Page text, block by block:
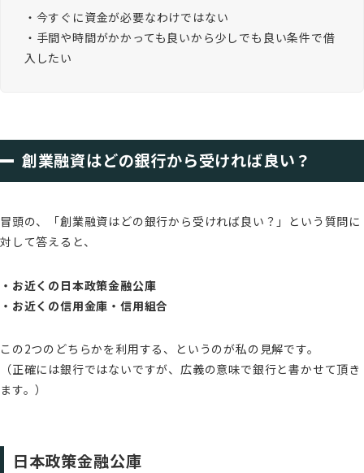
・今すぐに資金が必要なわけではない
・手間や時間がかかっても良いから少しでも良い条件で借
入したい
創業融資はどの銀行から受ければ良い？
冒頭の、「創業融資はどの銀行から受ければ良い？」という質問に
対して答えると、
・お近くの日本政策金融公庫
・お近くの信用金庫・信用組合
この2つのどちらかを利用する、というのが私の見解です。
（正確には銀行ではないですが、広義の意味で銀行と書かせて頂き
ます。）
日本政策金融公庫